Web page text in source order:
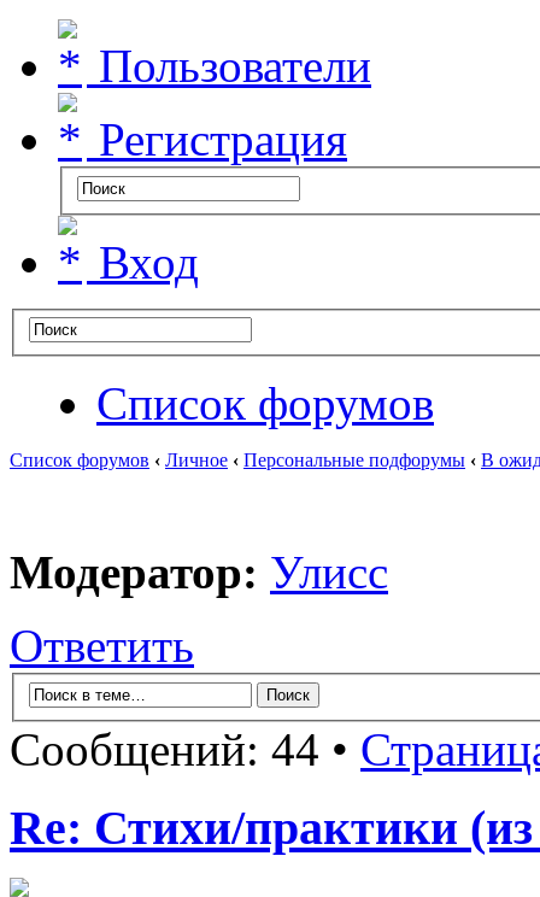
Пользователи
Регистрация
Вход
Список форумов
Список форумов ‹ Личное ‹ Персональные подфорумы ‹ В
Модератор: Улисс
Ответить
Сообщений: 44 •
Re: Стихи/практики